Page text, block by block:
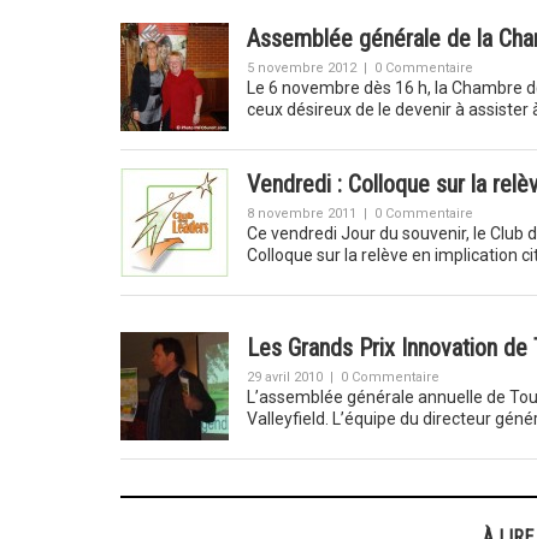
Assemblée générale de la
5 novembre 2012 | 0 Commentaire
Le 6 novembre dès 16 h, la
ceux désireux de le devenir à assister
Vendredi : Colloque sur la
8 novembre 2011 | 0 Commentaire
Ce vendredi Jour du souvenir, le Club
Colloque sur la relève en implication
Les Grands Prix Innovation de
29 avril 2010 | 0 Commentaire
L’assemblée générale annuelle de
Valleyfield. L’équipe du directeur